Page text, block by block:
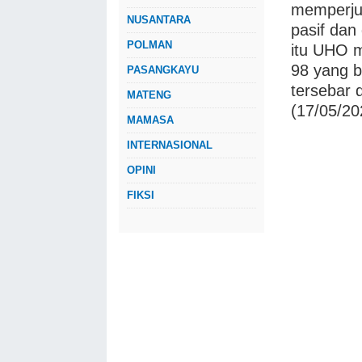
NUSANTARA
POLMAN
PASANGKAYU
MATENG
MAMASA
INTERNASIONAL
OPINI
FIKSI
pasif dan
itu UHO
98 yang
tersebar
(17/05/